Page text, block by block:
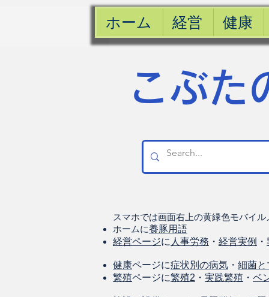
ホーム 経営 健康
こぶた
スマホでは画面右上の黄緑色モバイ
ホームに養豚用語
経営ページに 人事労務 ・ 経営実例 ・
健康ページに症状別の病気 ・ 細菌と
繁殖ページに繁殖2 ・ 実践繁殖 ・ ベ